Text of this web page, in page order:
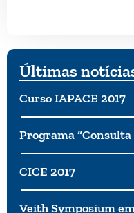
Últimas
Curso IAPACE 2017
Programa
CICE 2017
Veith Symposium